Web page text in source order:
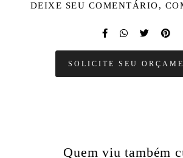
DEIXE SEU COMENTÁRIO,
SOLICITE SEU
Quem viu também